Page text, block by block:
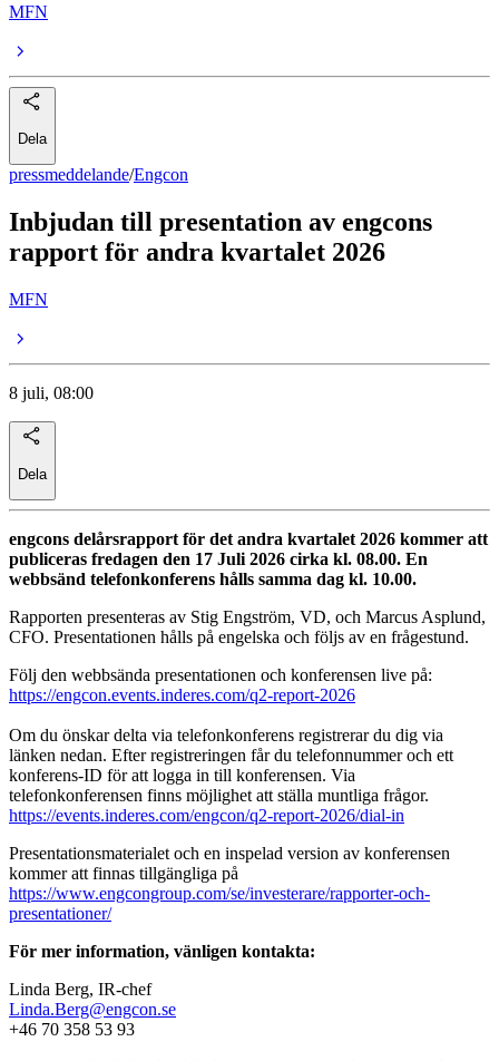
MFN
Dela
pressmeddelande/Engcon
Inbjudan till presentation av engcons
rapport för andra kvartalet 2026
MFN
8 juli, 08:00
Dela
engcons delårsrapport för det andra kvartalet 2026 kommer att
publiceras fredagen den 17 Juli 2026 cirka kl. 08.00. En
webbsänd telefonkonferens hålls samma dag kl. 10.00.
Rapporten presenteras av Stig Engström, VD, och Marcus Asplund,
CFO. Presentationen hålls på engelska och följs av en frågestund.
Följ den webbsända presentationen och konferensen live på:
https://engcon.events.inderes.com/q2-report-2026
Om du önskar delta via telefonkonferens registrerar du dig via
länken nedan. Efter registreringen får du telefonnummer och ett
konferens-ID för att logga in till konferensen. Via
telefonkonferensen finns möjlighet att ställa muntliga frågor.
https://events.inderes.com/engcon/q2-report-2026/dial-in
Presentationsmaterialet och en inspelad version av konferensen
kommer att finnas tillgängliga på
https://www.engcongroup.com/se/investerare/rapporter-och-
presentationer/
För mer information, vänligen kontakta:
Linda Berg, IR-chef
Linda.Berg@engcon.se
+46 70 358 53 93